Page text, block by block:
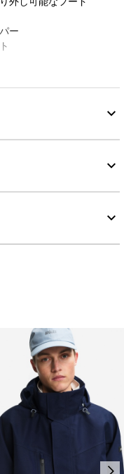
ー
気温度の上限は最高
い。
。：通常の処理
71.8
73.9
51
80.2 53